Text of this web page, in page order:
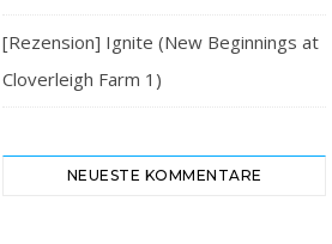
[Rezension] Ignite (New Beginnings at
Cloverleigh Farm 1)
NEUESTE KOMMENTARE